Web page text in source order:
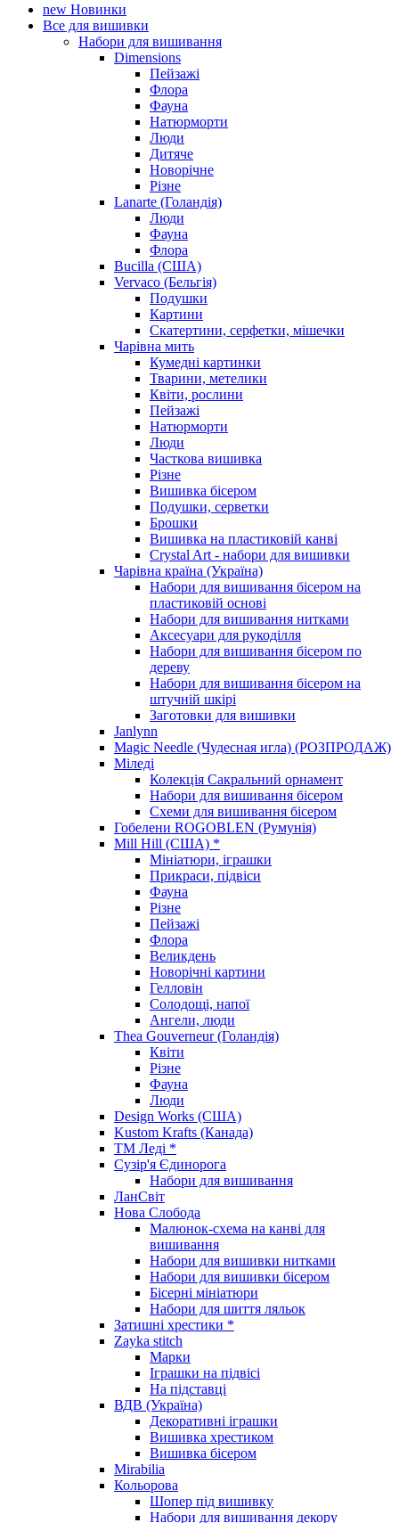
new Новинки
Все для вишивки
Набори для вишивання
Dimensions
Пейзажі
Флора
Фауна
Натюрморти
Люди
Дитяче
Новорічне
Різне
Lanarte (Голандія)
Люди
Фауна
Флора
Bucilla (США)
Vervaco (Бельгія)
Подушки
Картини
Скатертини, серфетки, мішечки
Чарiвна мить
Кумедні картинки
Тварини, метелики
Квіти, рослини
Пейзажі
Натюрморти
Люди
Часткова вишивка
Різне
Вишивка бісером
Подушки, серветки
Брошки
Вишивка на пластиковій канві
Crystal Art - набори для вишивки
Чарівна країна (Україна)
Набори для вишивання бісером на
пластиковій основі
Набори для вишивання нитками
Аксесуари для рукоділля
Набори для вишивання бісером по
дереву
Набори для вишивання бісером на
штучній шкірі
Заготовки для вишивки
Janlynn
Magic Needle (Чудесная игла) (РОЗПРОДАЖ)
Міледі
Колекція Сакральний орнамент
Набори для вишивання бісером
Схеми для вишивання бісером
Гобелени ROGOBLEN (Румунія)
Mill Hill (США) *
Мініатюри, іграшки
Прикраси, підвіси
Фауна
Різне
Пейзажі
Флора
Великдень
Новорічні картини
Гелловін
Солодощі, напої
Ангели, люди
Thea Gouverneur (Голандія)
Квіти
Різне
Фауна
Люди
Design Works (США)
Kustom Krafts (Канада)
ТМ Леді *
Сузір'я Єдинорога
Набори для вишивання
ЛанСвіт
Нова Слобода
Малюнок-схема на канві для
вишивання
Набори для вишивки нитками
Набори для вишивки бісером
Бісерні мініатюри
Набори для шиття ляльок
Затишні хрестики *
Zayka stitch
Марки
Іграшки на підвісі
На підставці
ВДВ (Україна)
Декоративні іграшки
Вишивка хрестиком
Вишивка бісером
Mirabilia
Кольорова
Шопер під вишивку
Набори для вишивання декору